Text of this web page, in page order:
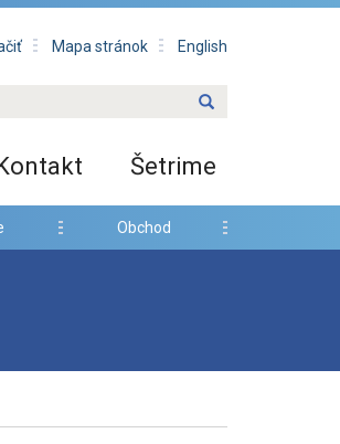
Mapa stránok English
Šetrime
Obchod